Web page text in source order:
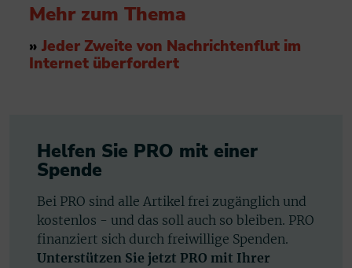
Mehr zum Thema
» Jeder Zweite von Nachrichtenflut im
Internet überfordert
Helfen Sie PRO mit einer
Spende
Bei PRO sind alle Artikel frei zugänglich und
kostenlos - und das soll auch so bleiben. PRO
finanziert sich durch freiwillige Spenden.
Unterstützen Sie jetzt PRO mit Ihrer